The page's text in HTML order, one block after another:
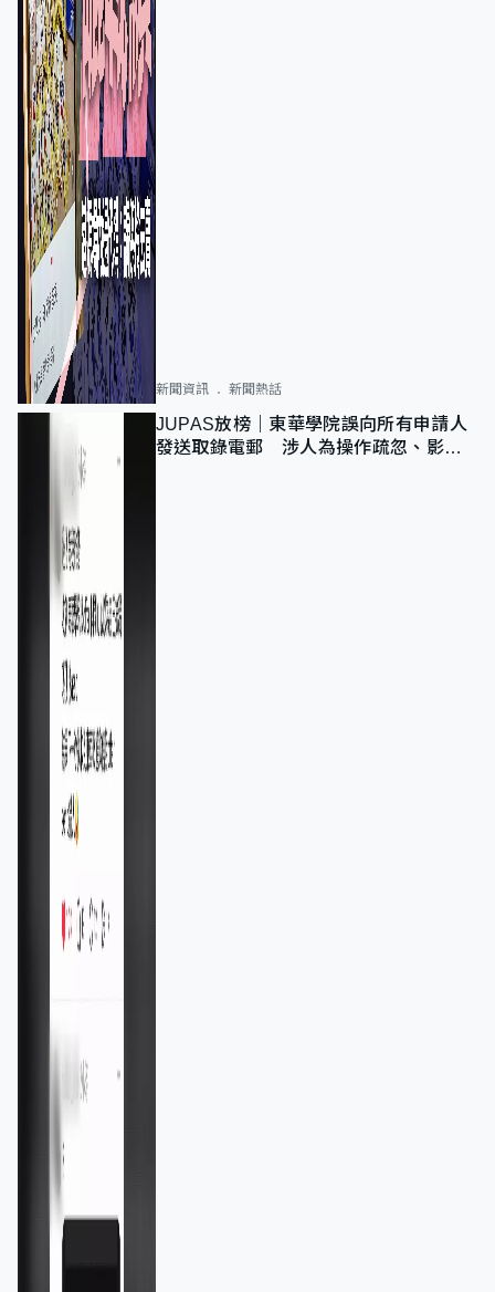
新聞資訊 新聞熱話
JUPAS放榜｜東華學院誤向所有申請人
發送取錄電郵 涉人為操作疏忽、影響